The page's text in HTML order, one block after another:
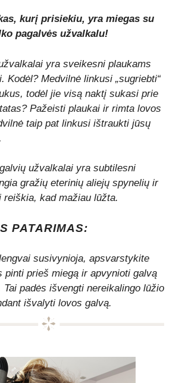
kurį prisiekiu, yra miegas su
pagalvės užvalkalu!
yra sveikesni plaukams
Kodėl? Medvilnė linkusi „sugriebti“
todėl jie visą naktį sukasi prie
Pažeisti plaukai ir rimta lovos
taip pat linkusi ištraukti jūsų
užvalkalai yra subtilesni
gražių eterinių aliejų spynelių ir
reiškia, kad mažiau lūžta.
PATARIMAS:
susivynioja, apsvarstykite
pinti prieš miegą ir apvynioti galvą
padės išvengti nereikalingo lūžio
išvalyti lovos galvą.